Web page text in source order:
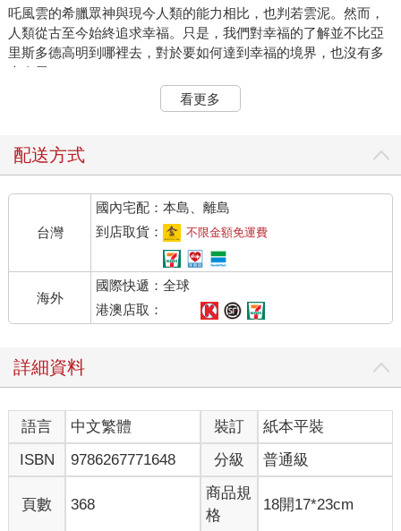
吒風雲的希臘眾神與現今人類的能力相比，也判若雲泥。然而，
人類從古至今始終追求幸福。只是，我們對幸福的了解並不比亞
里斯多德高明到哪裡去，對於要如何達到幸福的境界，也沒有多
大進展。
雖然我們的壽命更長、身體也更健壯了，生活中充斥著幾十年前
的人意想不到的奢侈品（太陽王路易十四的宮裡沒有像樣的浴
也沒有隨手一開就可以解悶的電視機），然而，縱使龐大的科學
此快樂似神仙，反倒是在焦慮與無趣中打轉。
這是因為貪婪的人類始終欲求不滿嗎？抑或是，我們其實一直在
錯誤的地方找答案，以致於總是和最美好的那一刻擦肩而過，才
落得抑鬱寡歡呢？這本書的目的，是希望用現代心理學的工具來
探討這個亙古的問題：人在什麼時候最感快樂呢？如果能找到這
個問題的答案，或許我們就可以調整生活，讓快樂隨時充滿在其
二十五年前，我有了一個發現，接著傾盡了所有時間鑽研它，最
以來就知道它的存在。但是要說它是發現也可以，因為就算大家
都知道它存在，卻始終沒有人以現代科學的相關學科，也就是心
理學的角度來描述或闡述它。於是，我花了二十五年探究這個難
以捉摸的現象。
我「發現」幸福不是突然發生的，它不是運氣好或隨機出現的，
也不能用金錢購買或以權力換取。幸福無關乎外在條件，而是取
決於我們如何詮釋它。事實上，幸福是需要憑個人的力量去醞
釀、培養與捍衛的。能掌控內在經歷的人，就能決定自己的生活
品質，一個人是不是感到幸福，大概就是這麼一回事了。
看更多
配送方式
台灣
國內宅配：本島、離島
到店取貨：
不限金額免運費
海外
國際快遞：全球
港澳店取：
詳細資料
語言 中文繁體 裝訂
紙本平裝
ISBN
9786267771648 分級 普通級
頁數 368
商品規
格
18開17*23cm